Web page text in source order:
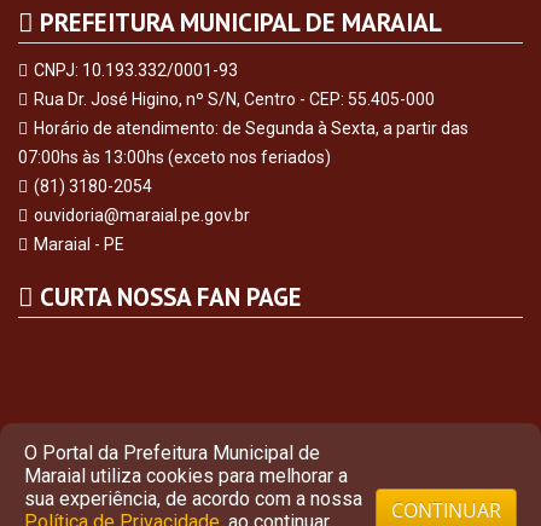
PREFEITURA MUNICIPAL DE MARAIAL
CNPJ: 10.193.332/0001-93
Rua Dr. José Higino, nº S/N, Centro - CEP: 55.405-000
Horário de atendimento: de Segunda à Sexta, a partir das
07:00hs às 13:00hs (exceto nos feriados)
(81) 3180-2054
ouvidoria@maraial.pe.gov.br
Maraial - PE
CURTA NOSSA FAN PAGE
O Portal da Prefeitura Municipal de
Maraial utiliza cookies para melhorar a
sua experiência, de acordo com a nossa
CONTINUAR